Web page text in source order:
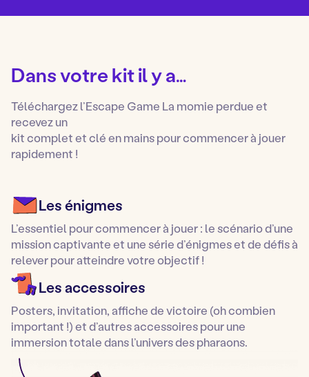
Dans votre kit il y a…
Téléchargez l’Escape Game La momie perdue et
recevez un
kit complet et clé en mains pour commencer à jouer
rapidement !
Les énigmes
L’essentiel pour commencer à jouer : le scénario d’une
mission captivante et une série d’énigmes et de défis à
relever pour atteindre votre objectif !
Les accessoires
Posters, invitation, affiche de victoire (oh combien
important !) et d’autres accessoires pour une
immersion totale dans l’univers des pharaons.